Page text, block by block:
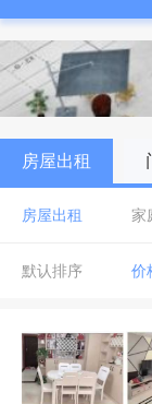
情感交流 商
房屋出租
房屋出租 家
默认排序 价